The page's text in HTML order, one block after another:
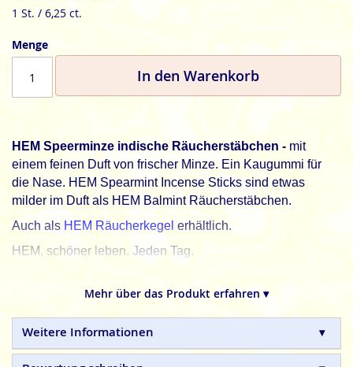
1 St. / 6,25 ct.
Menge
In den Warenkorb
HEM Speerminze indische Räucherstäbchen - mit
einem feinen Duft von frischer Minze. Ein Kaugummi für
die Nase. HEM Spearmint Incense Sticks sind etwas
milder im Duft als HEM Balmint Räucherstäbchen.
Auch als HEM Räucherkegel erhältlich.
HEM, schöner leben. Jeden Tag.
hergestellte Naturprodukte, ohne tierische, toxische oder
Mehr über das Produkt erfahren ▾
Weitere Informationen